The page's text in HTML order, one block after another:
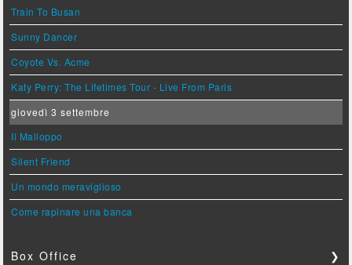
Train To Busan
Sunny Dancer
Coyote Vs. Acme
Katy Perry: The Lifetimes Tour - Live From Paris
giovedì 3 settembre
Il Malloppo
Silent Friend
Un mondo meraviglioso
Come rapinare una banca
Box Office ❯